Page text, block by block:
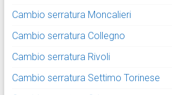
Cambio serratura Moncalieri
Cambio serratura Collegno
Cambio serratura Rivoli
Cambio serratura Settimo Torinese